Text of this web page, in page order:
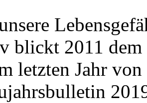
blickt 2011
letzten Jahr